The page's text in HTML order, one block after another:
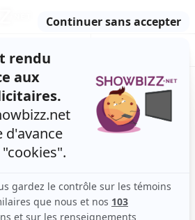
SÉRIESET TÉLÉ